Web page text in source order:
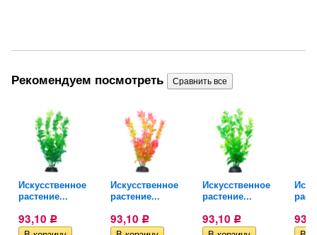
Рекомендуем посмотреть
Искусственное
растение...
93,10 Р
Искусственное
растение...
93,10 Р
Искусственное
растение...
93,10 Р